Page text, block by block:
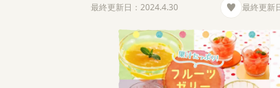
最終更新日： 2024.4.30 最終更新